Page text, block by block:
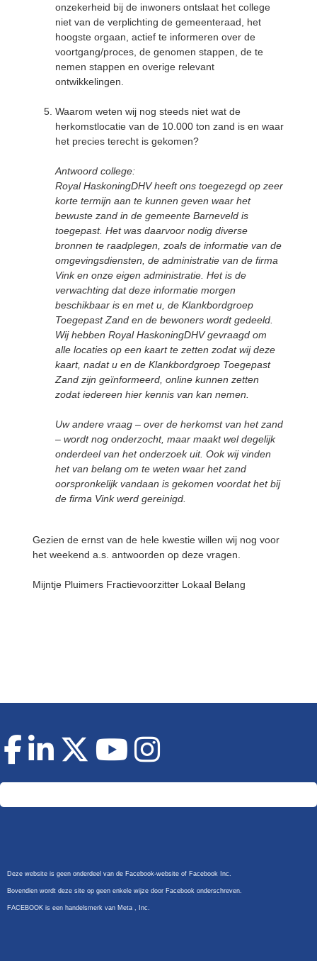
onzekerheid bij de inwoners ontslaat het college
niet van de verplichting de gemeenteraad, het
hoogste orgaan, actief te informeren over de
voortgang/proces, de genomen stappen, de te
nemen stappen en overige relevant
ontwikkelingen.
Waarom weten wij nog steeds niet wat de
herkomstlocatie van de 10.000 ton zand is en waar
het precies terecht is gekomen?
Antwoord college:
Royal HaskoningDHV heeft ons toegezegd op zeer
korte termijn aan te kunnen geven waar het
bewuste zand in de gemeente Barneveld is
toegepast. Het was daarvoor nodig diverse
bronnen te raadplegen, zoals de informatie van de
omgevingsdiensten, de administratie van de firma
Vink en onze eigen administratie. Het is de
verwachting dat deze informatie morgen
beschikbaar is en met u, de Klankbordgroep
Toegepast Zand en de bewoners wordt gedeeld.
Wij hebben Royal HaskoningDHV gevraagd om
alle locaties op een kaart te zetten zodat wij deze
kaart, nadat u en de Klankbordgroep Toegepast
Zand zijn geïnformeerd, online kunnen zetten
zodat iedereen hier kennis van kan nemen.
Uw andere vraag – over de herkomst van het zand
– wordt nog onderzocht, maar maakt wel degelijk
onderdeel van het onderzoek uit. Ook wij vinden
het van belang om te weten waar het zand
oorspronkelijk vandaan is gekomen voordat het bij
de firma Vink werd gereinigd.
Gezien de ernst van de hele kwestie willen wij nog voor
het weekend a.s. antwoorden op deze vragen.
Mijntje Pluimers Fractievoorzitter Lokaal Belang
Deze website is geen onderdeel van de Facebook-website of Facebook Inc.
Bovendien wordt deze site op geen enkele wijze door Facebook onderschreven.
FACEBOOK is een handelsmerk van Meta , Inc.